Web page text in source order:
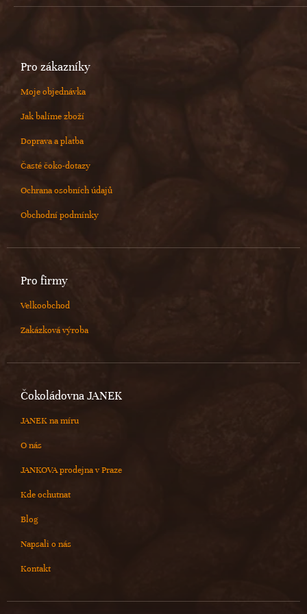
Pro zákazníky
Moje objednávka
Jak balíme zboží
Doprava a platba
Časté čoko-dotazy
Ochrana osobních údajů
Obchodní podmínky
Pro firmy
Velkoobchod
Zakázková výroba
Čokoládovna JANEK
JANEK na míru
O nás
JANKOVA prodejna v Praze
Kde ochutnat
Blog
Napsali o nás
Kontakt